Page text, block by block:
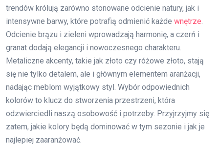
trendów królują zarówno stonowane odcienie natury, jak i
intensywne barwy, które potrafią odmienić każde wnętrze
Odcienie brązu i zieleni wprowadzają harmonię, a czerń i
granat dodają elegancji i nowoczesnego charakteru.
Metaliczne akcenty, takie jak złoto czy różowe złoto, stają
się nie tylko detalem, ale i głównym elementem aranżacji,
nadając meblom wyjątkowy styl. Wybór odpowiednich
kolorów to klucz do stworzenia przestrzeni, która
odzwierciedli naszą osobowość i potrzeby. Przyjrzyjmy się
zatem, jakie kolory będą dominować w tym sezonie i jak je
najlepiej zaaranżować.